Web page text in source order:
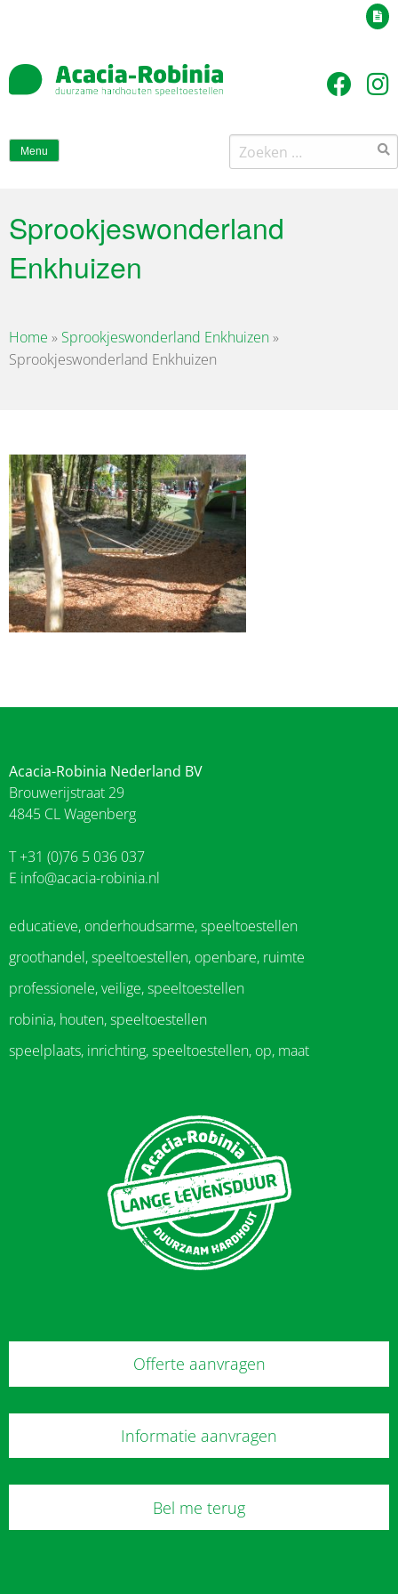
Menu
Zoeken
naar:
Sprookjeswonderland
Enkhuizen
Home » Sprookjeswonderland Enkhuizen»
Sprookjeswonderland Enkhuizen
Acacia-Robinia Nederland BV
Brouwerijstraat 29
4845 CL Wagenberg
T +31 (0)76 5 036 037
E info@acacia-robinia.nl
educatieve, onderhoudsarme, speeltoestellen
groothandel, speeltoestellen, openbare, ruimte
professionele, veilige, speeltoestellen
robinia, houten, speeltoestellen
speelplaats, inrichting, speeltoestellen, op, maat
Offerte aanvragen
Informatie aanvragen
Bel me terug